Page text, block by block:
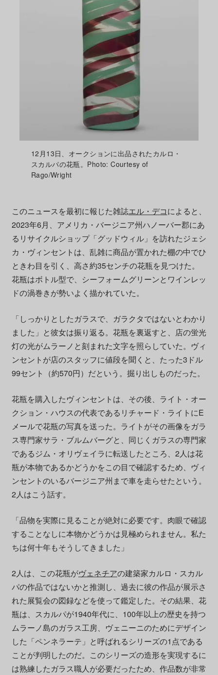
12月13日、オークションに出品されたカルロ・
スカルパの花瓶。Photo: Courtesy of
Rago/Wright
このニュースを最初に報じた雑誌エル・デコによると、
2023年6月、アメリカ・バージニア州ハノーバー郡にあ
るリサイクルショップ「グッドウィル」を訪れたジェシ
カ・ヴィンセントは、乱雑に商品が置かれた棚の中でひ
ときわ目を引く、高さ約35センチの花瓶を見つけた。
花瓶はボトル型で、シーフォームグリーンとワインレッ
ドの渦巻きが勢いよく描かれていた。
「しっかりとしたガラスで、ガラクタではないとわかり
ました」と彼女は振り返る。花瓶を裏返すと、店の蛍光
灯の光がムラーノと刻まれた文字を照らしていた。ヴィ
ンセントが店のスタッフに値段を聞くと、たった3ドル
99セント（約570円）だという。掘り出しものだった。
花瓶を購入したヴィンセントは、その後、ライト・オー
クション・ハウスの代表であるリチャード・ライトにE
メールで花瓶の写真を送った。ライトがその画像をガラ
ス専門家サラ・ブルムバーグと、同じくガラスの専門家
であるジム・オリヴェイラに転送したところ、2人は花
瓶が本物であるかどうかをこの目で確認するため、ヴィ
ンセントのいるバージニア州まで車を走らせたという。
2人はこう話す。
「品物を実際に見ることが絶対に必要です。肉眼で確認
することなしに本物かどうかは見極められません。私た
ちは何十年もそうしてきました」
2人は、この花瓶がヴェネチアの建築家カルロ・スカル
パの作品ではないかと推測し、過去に彼の作品が展示さ
れた展覧会の図録などを使って鑑定した。その結果、花
瓶は、スカルパが1940年代に、100年以上の歴史を持つ
ムラーノ島のガラス工房、ヴェニーニのためにデザイン
した「ペンネラーテ」と呼ばれるシリーズの1点である
ことが判明したのだ。このシリーズの造形を実現するに
は熟練したガラス職人が必要だったため、作品数が非常